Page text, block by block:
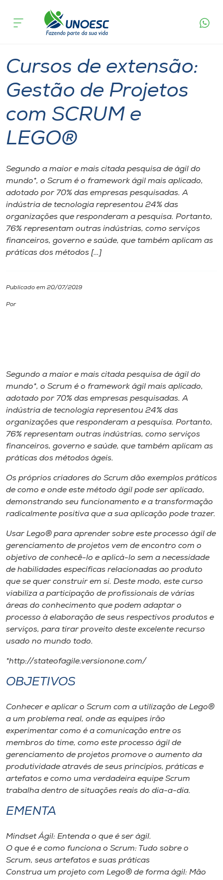
Cursos
Pesquisa
Atendimento ao Estudante
Portal de Ensino
A
Unoesc
Internacionalização
I.nova
Cultura
Editora
Rádio
Museu
Unoesc
Store
Selecione
o idioma
A+
A-
acontece
Cursos de extensão:
Gestão de Projetos
com SCRUM e
LEGO®
Segundo a maior e mais citada pesquisa de ágil do
mundo*, o Scrum é o framework ágil mais aplicado,
adotado por 70% das empresas pesquisadas. A
indústria de tecnologia representou 24% das
organizações que responderam a pesquisa. Portanto,
76% representam outras indústrias, como serviços
financeiros, governo e saúde, que também aplicam as
práticas dos métodos […]
Publicado em 20/07/2019
Por
Segundo a maior e mais citada pesquisa de ágil do
mundo*, o Scrum é o framework ágil mais aplicado,
adotado por 70% das empresas pesquisadas. A
indústria de tecnologia representou 24% das
organizações que responderam a pesquisa. Portanto,
76% representam outras indústrias, como serviços
financeiros, governo e saúde, que também aplicam as
práticas dos métodos ágeis.
Os próprios criadores do Scrum dão exemplos práticos
de como e onde este método ágil pode ser aplicado,
demonstrando seu funcionamento e a transformação
radicalmente positiva que a sua aplicação pode trazer.
Usar Lego® para aprender sobre este processo ágil de
gerenciamento de projetos vem de encontro com o
objetivo de conhecê-lo e aplicá-lo sem a necessidade
de habilidades específicas relacionadas ao produto
que se quer construir em si. Deste modo, este curso
viabiliza a participação de profissionais de várias
áreas do conhecimento que podem adaptar o
processo à elaboração de seus respectivos produtos e
serviços, para tirar proveito deste excelente recurso
usado no mundo todo.
*http://stateofagile.versionone.com/
OBJETIVOS
Conhecer e aplicar o Scrum com a utilização de Lego®
a um problema real, onde as equipes irão
experimentar como é a comunicação entre os
membros do time, como este processo ágil de
gerenciamento de projetos promove o aumento da
produtividade através de seus princípios, práticas e
artefatos e como uma verdadeira equipe Scrum
trabalha dentro de situações reais do dia-a-dia.
EMENTA
Mindset Ágil: Entenda o que é ser ágil.
O que é e como funciona o Scrum: Tudo sobre o
Scrum, seus artefatos e suas práticas
Construa um projeto com Lego® de forma ágil: Mão